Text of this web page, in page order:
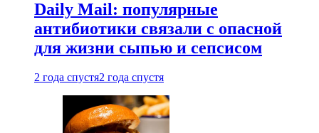
Daily Mail: популярные
антибиотики связали с опасной
для жизни сыпью и сепсисом
2 года спустя2 года спустя